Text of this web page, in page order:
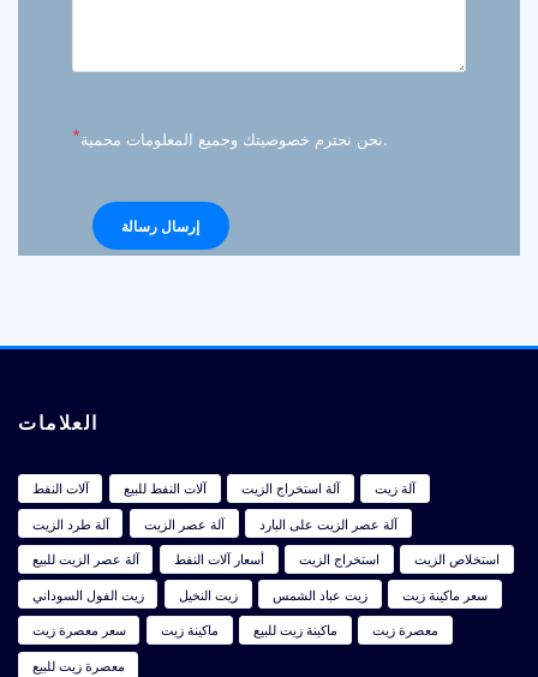
* نحن نحترم خصوصيتك وجميع المعلومات محمية.
العلامات
آلات النفط آلات النفط للبيع آلة استخراج الزيت
آلة زيت
آلة طرد الزيت
آلة عصر الزيت
آلة عصر الزيت على البارد
آلة عصر الزيت للبيع
أسعار آلات النفط استخراج الزيت
استخلاص الزيت
زيت الفول السوداني
زيت النخيل زيت عباد الشمس
سعر ماكينة زيت
سعر معصرة زيت
ماكينة زيت ماكينة زيت للبيع
معصرة زيت
معصرة زيت للبيع